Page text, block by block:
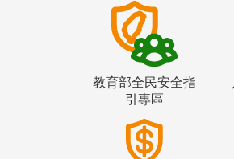
教育部全民安全指
引專區